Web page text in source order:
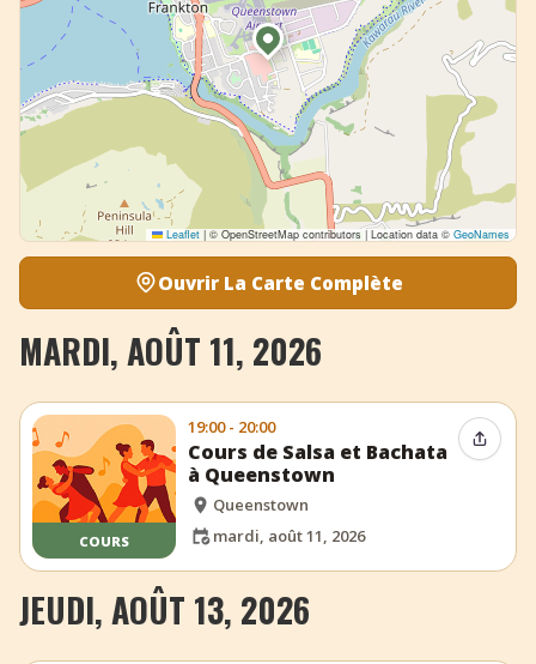
Leaflet |© OpenStreetMap contributors | Location data © GeoNames
Ouvrir La Carte Complète
MARDI, AOÛT 11, 2026
COURS
19:00 - 20:00
Cours de Salsa et Bachata
à Queenstown
Queenstown
mardi, août 11, 2026
JEUDI, AOÛT 13, 2026